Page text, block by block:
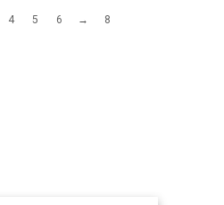
4 5 6 → 8